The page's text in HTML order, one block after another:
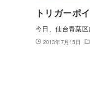
トリガーポ
今日、仙台青葉
2013年7月15日